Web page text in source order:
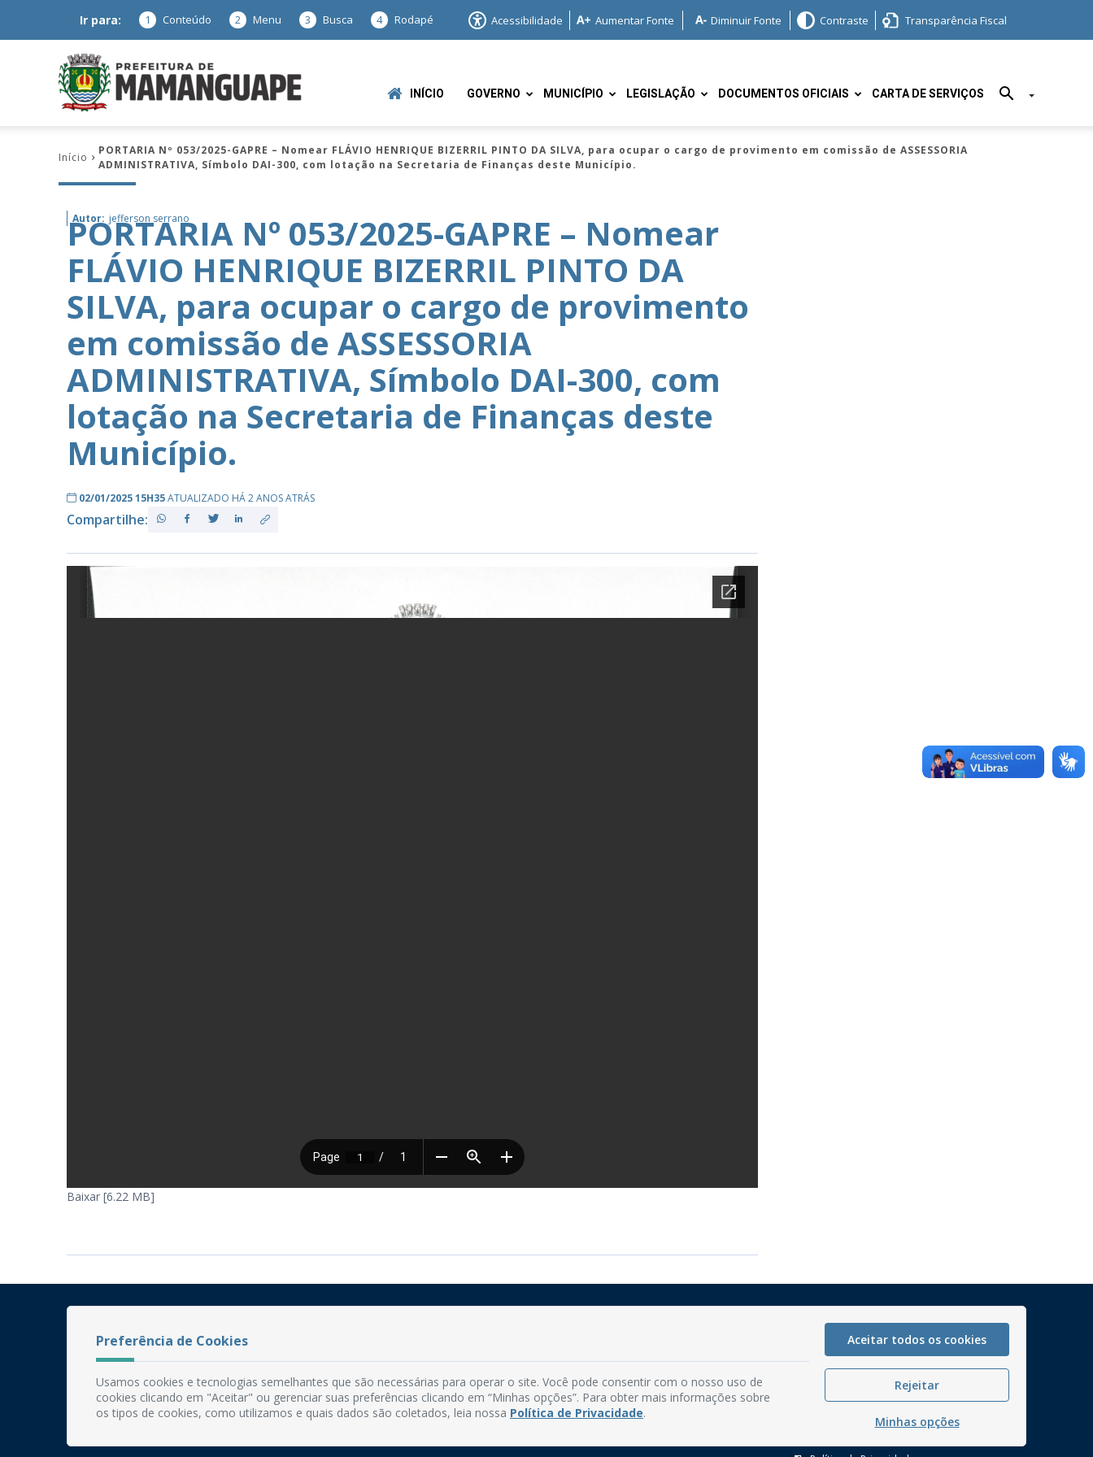
Ir para: 1 Conteúdo 2 Menu 3 Busca 4 Rodapé Acessibilidade Aumentar Fonte Diminuir Fonte Contraste Transparência Fiscal
de
–
PB
INÍCIO GOVERNO MUNICÍPIO LEGISLAÇÃO DOCUMENTOS OFICIAIS CARTA DE SERVIÇOS
Início
PORTARIA Nº 053/2025-GAPRE – Nomear FLÁVIO HENRIQUE BIZERRIL PINTO DA SILVA, para ocupar o cargo de provimento em comissão de ASSESSORIA
ADMINISTRATIVA, Símbolo DAI-300, com lotação na Secretaria de Finanças deste Município.
Autor: jefferson serrano
PORTARIA Nº 053/2025-GAPRE – Nomear
FLÁVIO HENRIQUE BIZERRIL PINTO DA
SILVA, para ocupar o cargo de provimento
em comissão de ASSESSORIA
ADMINISTRATIVA, Símbolo DAI-300, com
lotação na Secretaria de Finanças deste
Município.
02/01/2025 15H35ATUALIZADO HÁ 2 ANOS ATRÁS
Compartilhe:
Baixar [6.22 MB]
Fone: (83) 3292-2246
Email: comunicacao@mamanguape.pb.gov.br
Expediente: Segunda à Sexta, das 08h às 13h
Perguntas frequentes
Preferência de Cookies
Usamos cookies e tecnologias semelhantes que são necessárias para operar o site. Você pode consentir com o nosso uso de
cookies clicando em "Aceitar" ou gerenciar suas preferências clicando em “Minhas opções”. Para obter mais informações sobre
os tipos de cookies, como utilizamos e quais dados são coletados, leia nossa Política de Privacidade.
Aceitar todos os cookies
Rejeitar
Minhas opções